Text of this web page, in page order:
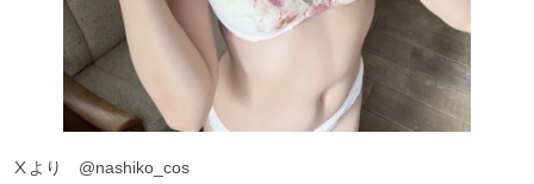
Ⅹより @nashiko_cos